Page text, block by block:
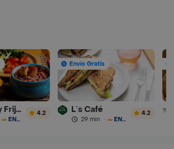
Sopitas y Frijoladas
ENVÍO GRATIS
4.2
Envío Gratis
L´s Café
29 min · ENVÍO GRATIS
4.2